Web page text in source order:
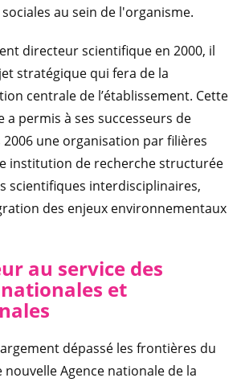
au sein de l'organisme.
directeur scientifique en 2000, il
stratégique qui fera de la
centrale de l’établissement. Cette
permis à ses successeurs de
une organisation par filières
institution de recherche structurée
scientifiques interdisciplinaires,
des enjeux environnementaux
au service des
et
dépassé les frontières du
nouvelle Agence nationale de la